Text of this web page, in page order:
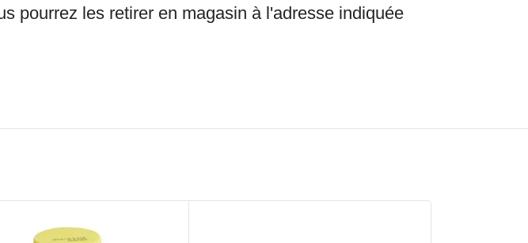
pourrez les retirer en magasin à l'adresse indiquée